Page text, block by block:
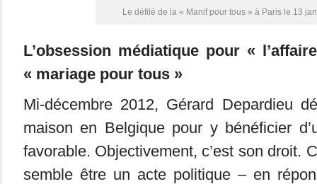
Le défilé de la « Manif pour tous » à Paris le 13
L’obsession médiatique pour «
« mariage pour tous »
Mi-décembre 2012, Gérard Depardieu
maison en Belgique pour y bénéficier
favorable. Objectivement, c’est son droit.
semble être un acte politique – en